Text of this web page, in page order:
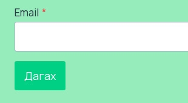
Email *
Дагах